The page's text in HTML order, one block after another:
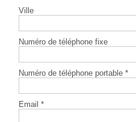
Ville
Numéro de téléphone fixe
Numéro de téléphone portable *
Email *